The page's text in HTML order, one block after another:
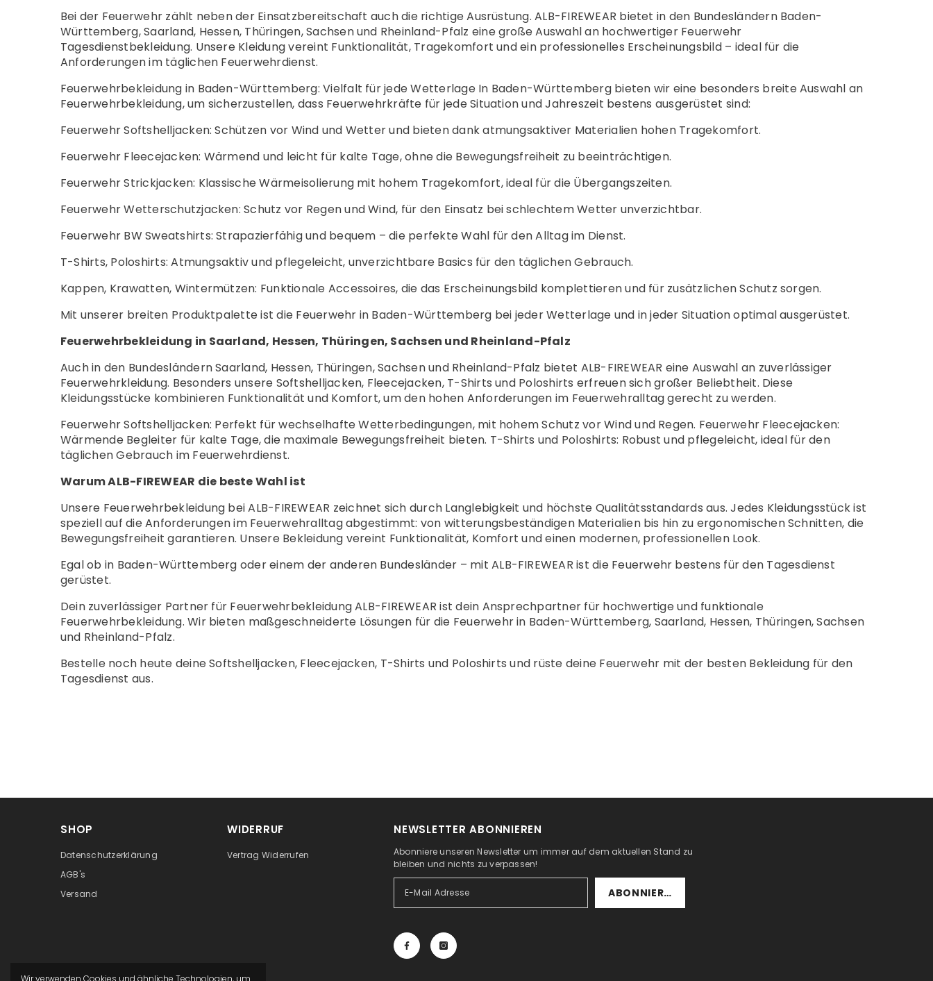
Bei der Feuerwehr zählt neben der Einsatzbereitschaft auch die richtige Ausrüstung. ALB-FIREWEAR bietet in den Bundesländern Baden-
Württemberg, Saarland, Hessen, Thüringen, Sachsen und Rheinland-Pfalz eine große Auswahl an hochwertiger Feuerwehr
Tagesdienstbekleidung. Unsere Kleidung vereint Funktionalität, Tragekomfort und ein professionelles Erscheinungsbild – ideal für die
Anforderungen im täglichen Feuerwehrdienst.
Feuerwehrbekleidung in Baden-Württemberg: Vielfalt für jede Wetterlage In Baden-Württemberg bieten wir eine besonders breite Auswahl an
Feuerwehrbekleidung, um sicherzustellen, dass Feuerwehrkräfte für jede Situation und Jahreszeit bestens ausgerüstet sind:
Feuerwehr Softshelljacken: Schützen vor Wind und Wetter und bieten dank atmungsaktiver Materialien hohen Tragekomfort.
Feuerwehr Fleecejacken: Wärmend und leicht für kalte Tage, ohne die Bewegungsfreiheit zu beeinträchtigen.
Feuerwehr Strickjacken: Klassische Wärmeisolierung mit hohem Tragekomfort, ideal für die Übergangszeiten.
Feuerwehr Wetterschutzjacken: Schutz vor Regen und Wind, für den Einsatz bei schlechtem Wetter unverzichtbar.
Feuerwehr BW Sweatshirts: Strapazierfähig und bequem – die perfekte Wahl für den Alltag im Dienst.
T-Shirts, Poloshirts: Atmungsaktiv und pflegeleicht, unverzichtbare Basics für den täglichen Gebrauch.
Kappen, Krawatten, Wintermützen: Funktionale Accessoires, die das Erscheinungsbild komplettieren und für zusätzlichen Schutz sorgen.
Mit unserer breiten Produktpalette ist die Feuerwehr in Baden-Württemberg bei jeder Wetterlage und in jeder Situation optimal ausgerüstet.
Feuerwehrbekleidung in Saarland, Hessen, Thüringen, Sachsen und Rheinland-Pfalz
Auch in den Bundesländern Saarland, Hessen, Thüringen, Sachsen und Rheinland-Pfalz bietet ALB-FIREWEAR eine Auswahl an zuverlässiger
Feuerwehrkleidung. Besonders unsere Softshelljacken, Fleecejacken, T-Shirts und Poloshirts erfreuen sich großer Beliebtheit. Diese
Kleidungsstücke kombinieren Funktionalität und Komfort, um den hohen Anforderungen im Feuerwehralltag gerecht zu werden.
Feuerwehr Softshelljacken: Perfekt für wechselhafte Wetterbedingungen, mit hohem Schutz vor Wind und Regen. Feuerwehr Fleecejacken:
Wärmende Begleiter für kalte Tage, die maximale Bewegungsfreiheit bieten. T-Shirts und Poloshirts: Robust und pflegeleicht, ideal für den
täglichen Gebrauch im Feuerwehrdienst.
Warum ALB-FIREWEAR die beste Wahl ist
Unsere Feuerwehrbekleidung bei ALB-FIREWEAR zeichnet sich durch Langlebigkeit und höchste Qualitätsstandards aus. Jedes Kleidungsstück ist
speziell auf die Anforderungen im Feuerwehralltag abgestimmt: von witterungsbeständigen Materialien bis hin zu ergonomischen Schnitten, die
Bewegungsfreiheit garantieren. Unsere Bekleidung vereint Funktionalität, Komfort und einen modernen, professionellen Look.
Egal ob in Baden-Württemberg oder einem der anderen Bundesländer – mit ALB-FIREWEAR ist die Feuerwehr bestens für den Tagesdienst
gerüstet.
Dein zuverlässiger Partner für Feuerwehrbekleidung ALB-FIREWEAR ist dein Ansprechpartner für hochwertige und funktionale
Feuerwehrbekleidung. Wir bieten maßgeschneiderte Lösungen für die Feuerwehr in Baden-Württemberg, Saarland, Hessen, Thüringen, Sachsen
und Rheinland-Pfalz.
Bestelle noch heute deine Softshelljacken, Fleecejacken, T-Shirts und Poloshirts und rüste deine Feuerwehr mit der besten Bekleidung für den
Tagesdienst aus.
SHOP
Datenschutzerklärung
AGB's
Versand
WIDERRUF
Vertrag Widerrufen
NEWSLETTER ABONNIEREN
Abonniere unseren Newsletter um immer auf dem aktuellen Stand zu
bleiben und nichts zu verpassen!
ABONNIEREN
Wir verwenden Cookies und ähnliche Technologien, um